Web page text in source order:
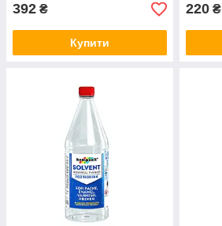
392 ₴
Купити
220 ₴